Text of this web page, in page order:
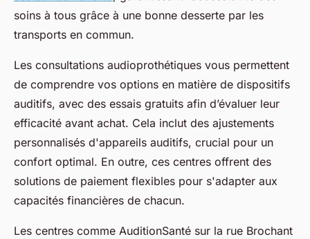
soins à tous grâce à une bonne desserte par les
transports en commun.
Les consultations audioprothétiques vous permettent
de comprendre vos options en matière de dispositifs
auditifs, avec des essais gratuits afin d’évaluer leur
efficacité avant achat. Cela inclut des ajustements
personnalisés d'appareils auditifs, crucial pour un
confort optimal. En outre, ces centres offrent des
solutions de paiement flexibles pour s'adapter aux
capacités financières de chacun.
Les centres comme AuditionSanté sur la rue Brochant